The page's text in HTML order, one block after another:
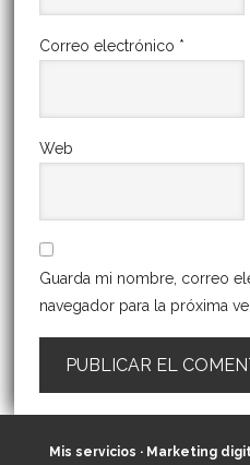
Correo electrónico *
Web
Guarda mi nombre, correo
navegador para la próxima
Mis servicios · Marketing